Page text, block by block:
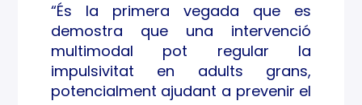
“És la primera vegada que es
demostra que una intervenció
multimodal pot regular la
impulsivitat en adults grans,
potencialment ajudant a prevenir el